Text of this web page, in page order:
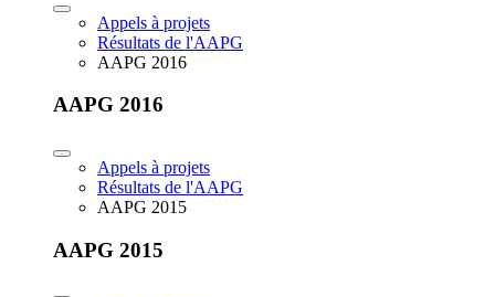
Appels à projets
Résultats de l'AAPG
AAPG 2016
AAPG 2016
Appels à projets
Résultats de l'AAPG
AAPG 2015
AAPG 2015